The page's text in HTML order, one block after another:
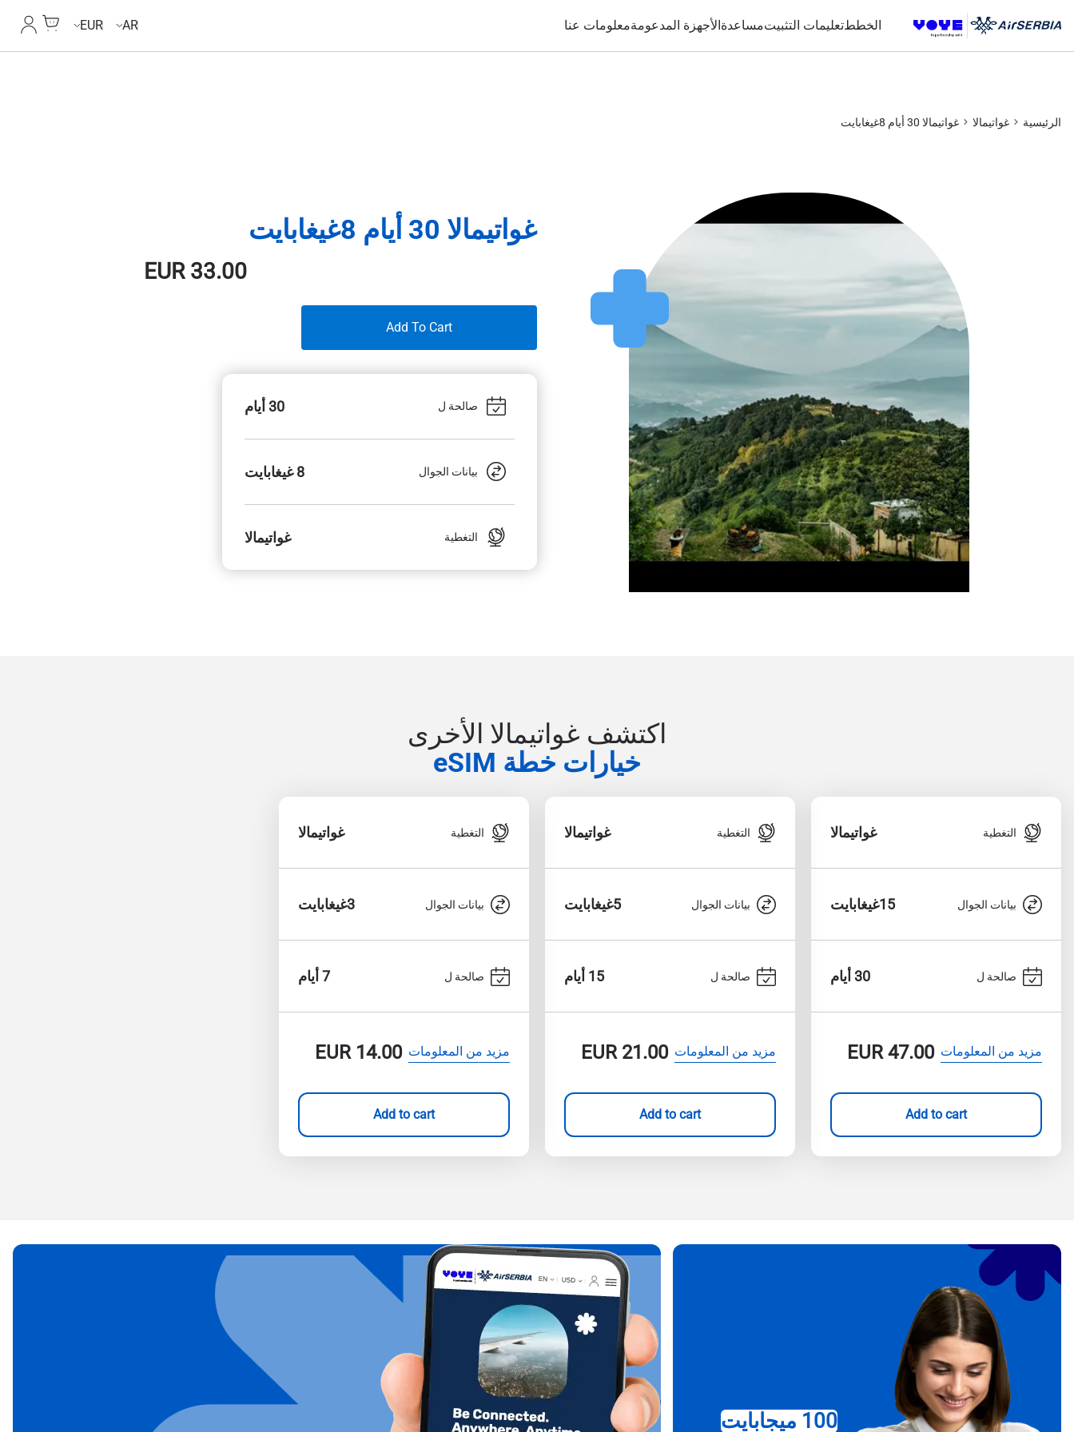
الخططتعليمات التثبيتمساعدةالأجهزة المدعومةمعلومات عنا AR
EUR
حسابي
الرئيسية غواتيمالا غواتيمالا 30 أيام 8غيغابايت
غواتيمالا 30 أيام 8غيغابايت
EUR33.00
Add To Cart
صالحة ل 30 أيام
بيانات الجوال 8 غيغابايت
التغطية غواتيمالا
اكتشف غواتيمالا الأخرى
خيارات خطة eSIM
التغطية غواتيمالا
بيانات الجوال 15غيغابايت
صالحة ل 30 أيام
مزيد من المعلومات EUR47.00
Add to cart
التغطية غواتيمالا
بيانات الجوال 5غيغابايت
صالحة ل 15 أيام
مزيد من المعلومات EUR21.00
Add to cart
التغطية غواتيمالا
بيانات الجوال 3غيغابايت
صالحة ل 7 أيام
مزيد من المعلومات EUR14.00
Add to cart
100 ميجابايت